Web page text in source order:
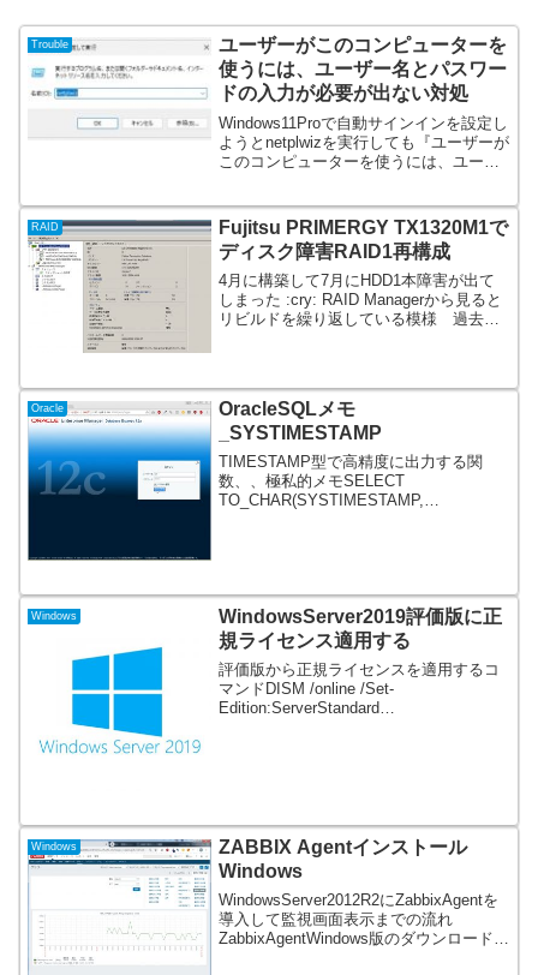
Trouble
ユーザーがこのコンピューターを
使うには、ユーザー名とパスワー
ドの入力が必要が出ない対処
Windows11Proで自動サインインを設定し
ようとnetplwizを実行しても『ユーザーが
このコンピューターを使うには、ユーザ
集で対処とありましたのでそちらになら
っ...
RAID
Fujitsu PRIMERGY TX1320M1で
ディスク障害RAID1再構成
4月に構築して7月にHDD1本障害が出て
しまった :cry: RAID Managerから見ると
リビルドを繰り返している模様 過去HP
Oracle
OracleSQLメモ
_SYSTIMESTAMP
TIMESTAMP型で高精度に出力する関
数、、極私的メモSELECT
TO_CHAR(SYSTIMESTAMP,
Windows
WindowsServer2019評価版に正
規ライセンス適用する
評価版から正規ライセンスを適用するコ
マンドDISM /online /Set-
Edition:ServerStandard
Windows
ZABBIX Agentインストール
Windows
WindowsServer2012R2にZabbixAgentを
導入して監視画面表示までの流れ
ZabbixAgentWindows版のダウンロード書